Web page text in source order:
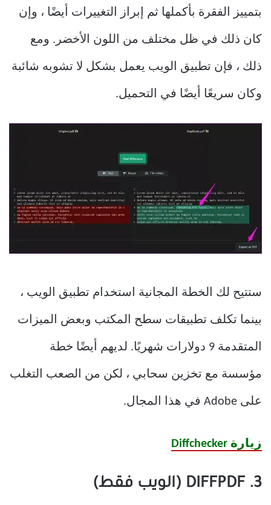
بتمييز الفقرة بأكملها ثم إبراز التغييرات أيضًا ، وإن
كان ذلك في ظل مختلف من اللون الأخضر. ومع
ذلك ، فإن تطبيق الويب يعمل بشكل لا تشوبه شائبة
وكان سريعًا أيضًا في التحميل.
ستتيح لك الخطة المجانية استخدام تطبيق الويب ،
بينما تكلف تطبيقات سطح المكتب وبعض الميزات
المتقدمة 9 دولارات شهريًا. لديهم أيضًا خطة
مؤسسة مع تخزين سحابي ، لكن من الصعب التغلب
على Adobe في هذا المجال.
زيارة Diffchecker
3. DIFFPDF (الويب فقط)